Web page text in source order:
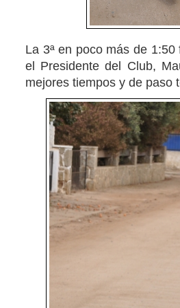
La 3ª en poco más de
el Presidente del Club,
mejores tiempos y de paso